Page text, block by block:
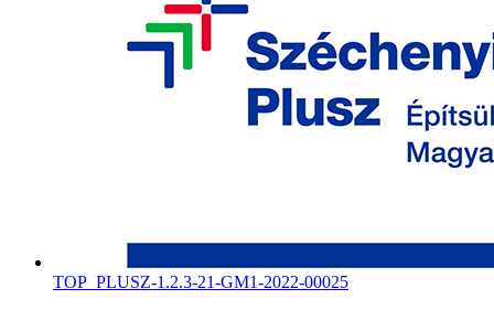
TOP_PLUSZ-1.2.3-21-GM1-2022-00025